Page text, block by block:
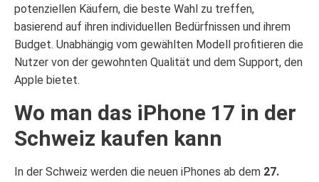
potenziellen Käufern, die beste Wahl zu treffen,
basierend auf ihren individuellen Bedürfnissen und ihrem
Budget. Unabhängig vom gewählten Modell profitieren die
Nutzer von der gewohnten Qualität und dem Support, den
Apple bietet.
Wo man das iPhone 17 in der
Schweiz kaufen kann
In der Schweiz werden die neuen iPhones ab dem 27.